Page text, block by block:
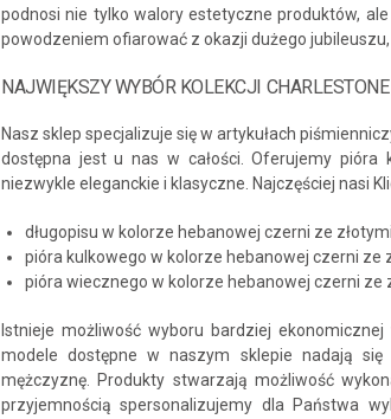
podnosi nie tylko walory estetyczne produktów,
powodzeniem ofiarować z okazji dużego
NAJWIĘKSZY WYBÓR KOLEKCJI CHARLESTONE
Nasz sklep specjalizuje się w artykułach
dostępna jest u nas w całości. Oferujemy pióra
niezwykle eleganckie i klasyczne. Najczęściej nasi
długopisu w kolorze hebanowej czerni ze
pióra kulkowego w kolorze hebanowej czerni ze
pióra wiecznego w kolorze hebanowej czerni ze
Istnieje możliwość wyboru bardziej
modele dostępne w naszym sklepie nadają
mężczyznę. Produkty stwarzają możliwość
przyjemnością spersonalizujemy dla Państwa